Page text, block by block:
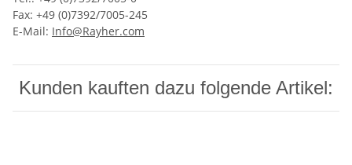
Fax: +49 (0)7392/7005-245
E-Mail: Info@Rayher.com
Kunden kauften dazu folgende Artikel: